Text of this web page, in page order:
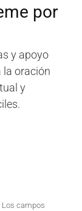
por
y apoyo
la oración
y
Los campos